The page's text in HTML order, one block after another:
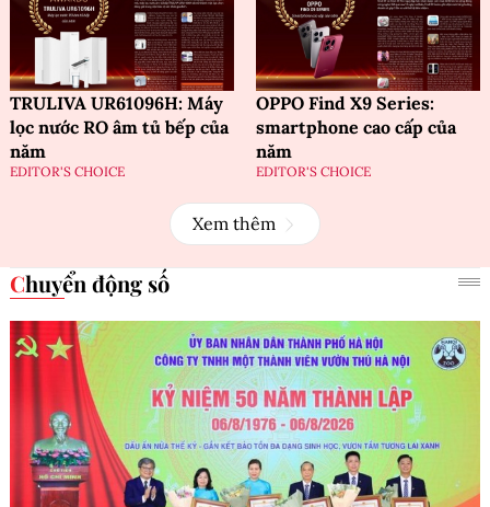
TRULIVA UR61096H: Máy
lọc nước RO âm tủ bếp của
năm
EDITOR'S CHOICE
OPPO Find X9 Series:
smartphone cao cấp của
năm
EDITOR'S CHOICE
Xem thêm
Chuyển động số